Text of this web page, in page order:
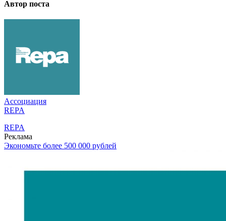
Автор поста
Ассоциация
REPA
REPA
Реклама
Экономьте более 500 000 рублей